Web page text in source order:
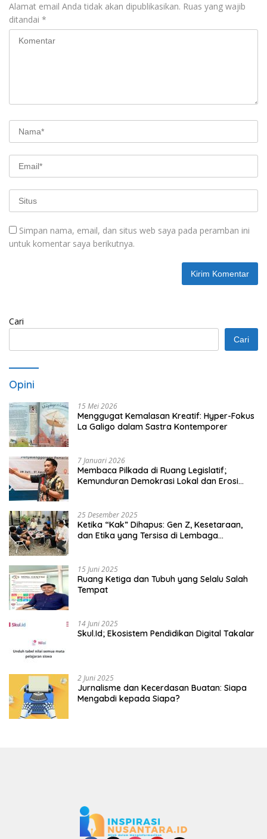
Alamat email Anda tidak akan dipublikasikan. Ruas yang wajib
ditandai *
Simpan nama, email, dan situs web saya pada peramban ini
untuk komentar saya berikutnya.
Cari
Cari
Opini
15 Mei 2026
Menggugat Kemalasan Kreatif: Hyper-Fokus
La Galigo dalam Sastra Kontemporer
7 Januari 2026
Membaca Pilkada di Ruang Legislatif;
Kemunduran Demokrasi Lokal dan Erosi
25 Desember 2025
Ketika “Kak” Dihapus: Gen Z, Kesetaraan,
dan Etika yang Tersisa di Lembaga
15 Juni 2025
Ruang Ketiga dan Tubuh yang Selalu Salah
Tempat
14 Juni 2025
Skul.Id; Ekosistem Pendidikan Digital Takalar
2 Juni 2025
Jurnalisme dan Kecerdasan Buatan: Siapa
Mengabdi kepada Siapa?